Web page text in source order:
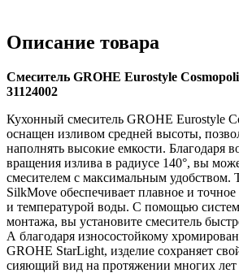
Описание товара
Смеситель GROHE Eurostyle
31124002
Кухонный смеситель GROHE Eurostyle
оснащен изливом средней высоты,
наполнять высокие емкости. Благодаря
вращения излива в радиусе 140°, вы
смесителем с максимальным удобством.
SilkMove обеспечивает плавное и
и температурой воды. С помощью
монтажа, вы установите смеситель
А благодаря износостойкому
GROHE StarLight, изделие сохраняет
сияющий вид на протяжении многих лет